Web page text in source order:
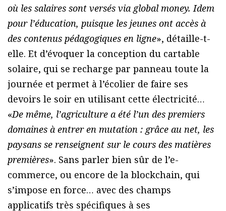
où les salaires sont versés via global money. Idem
pour l’éducation, puisque les jeunes ont accès à
des contenus pédagogiques en ligne», détaille-t-
elle. Et d’évoquer la conception du cartable
solaire, qui se recharge par panneau toute la
journée et permet à l’écolier de faire ses
devoirs le soir en utilisant cette électricité…
«De même, l’agriculture a été l’un des premiers
domaines à entrer en mutation : grâce au net, les
paysans se renseignent sur le cours des matières
premières». Sans parler bien sûr de l’e-
commerce, ou encore de la blockchain, qui
s’impose en force… avec des champs
applicatifs très spécifiques à ses